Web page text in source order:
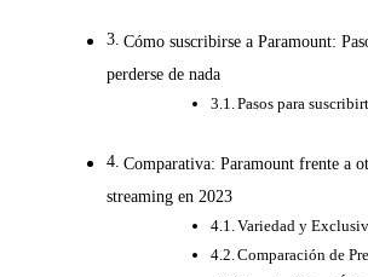
Cómo suscribirse a Paramount:
perderse de nada
Pasos para
Comparativa: Paramount frente a
streaming en 2023
Variedad y
Comparación de